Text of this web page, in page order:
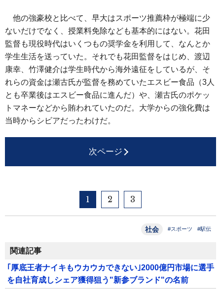
他の強豪校と比べて、早大はスポーツ推薦枠が極端に少
ないだけでなく、授業料免除なども基本的にはない。花田
監督も現役時代はいくつもの奨学金を利用して、なんとか
学生生活を送っていた。それでも花田監督をはじめ、渡辺
康幸、竹澤健介は学生時代から海外遠征をしているが、そ
れらの資金は瀬古氏が監督を務めていたエスビー食品（3人
とも卒業後はエスビー食品に進んだ）や、瀬古氏のポケッ
トマネーなどから賄われていたのだ。大学からの強化費は
当時からシビアだったわけだ。
次ページ
1 2 3
社会 #スポーツ #駅伝
関連記事
｢厚底王者ナイキもウカウカできない｣2000億円市場に選手
を自社育成しシェア獲得狙う"新参ブランド"の名前